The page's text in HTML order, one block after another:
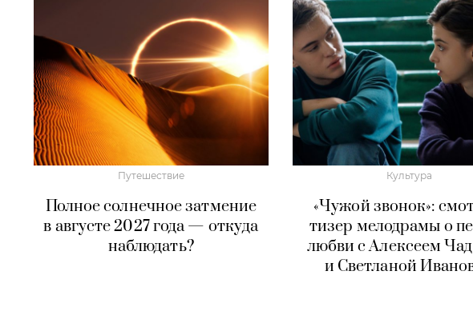
Путешествие
Полное солнечное затмение
в августе 2027 года — откуда
наблюдать?
Культура
«Чужой звонок»:
тизер мелодрамы о
любви с Алексеем
и Светланой